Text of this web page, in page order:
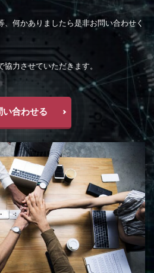
、何かありましたら是非お問い合わせく
力させていただきます。
い合わせる